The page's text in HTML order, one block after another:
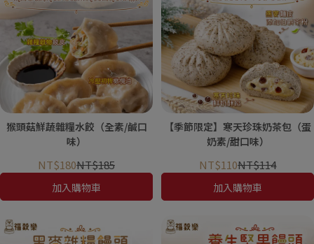
猴頭菇鮮蔬雜糧水餃（全素/鹹口
味）
NT$180NT$185
加入購物車
【季節限定】寒天珍珠奶茶包（蛋
奶素/甜口味）
NT$110NT$114
加入購物車